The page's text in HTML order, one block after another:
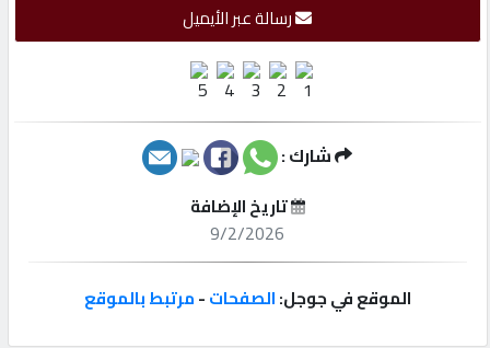
إعلانات
رسالة عبر الأيميل
شارك :
تاريخ الإضافة
9/2/2026
الموقع في جوجل:الصفحات-مرتبط بالموقع